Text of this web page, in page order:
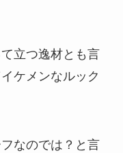
立つ逸材とも言
ケメンなルック
なのでは？と言